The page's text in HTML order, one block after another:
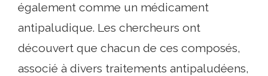
également comme un médicament
antipaludique. Les chercheurs ont
découvert que chacun de ces composés,
associé à divers traitements antipaludéens,